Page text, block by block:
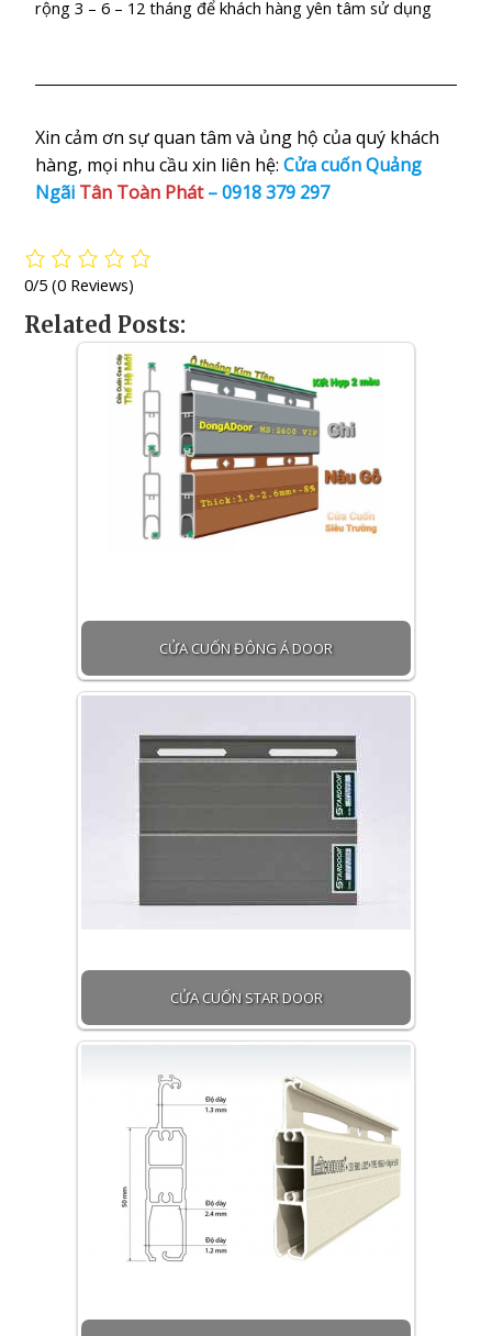
rộng 3 – 6 – 12 tháng để khách hàng yên tâm sử dụng
Xin cảm ơn sự quan tâm và ủng hộ của quý khách
hàng, mọi nhu cầu xin liên hệ:Cửa cuốn Quảng
Ngãi Tân Toàn Phát –0918 379 297
0/5(0 Reviews)
Related Posts:
CỬA CUỐN ĐÔNG Á DOOR
CỬA CUỐN STAR DOOR